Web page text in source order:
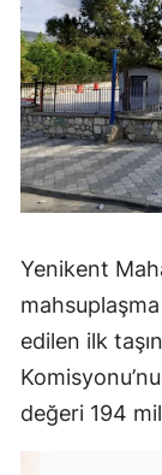
Yenikent
edilen ilk
değeri 194